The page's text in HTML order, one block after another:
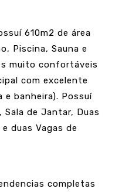
610m2 de área
Piscina, Sauna e
muito confortáveis
com excelente
e banheira). Possuí
Sala de Jantar, Duas
duas Vagas de
completas